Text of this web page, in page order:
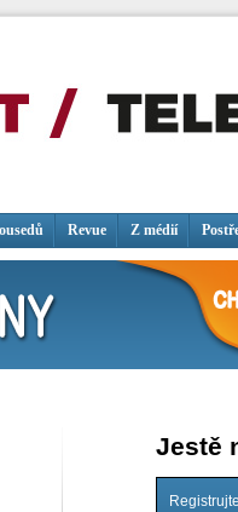
Revue Z médií
Jestě